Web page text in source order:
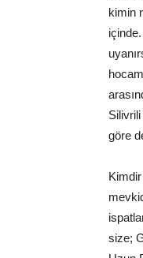
kimin
göre
size;